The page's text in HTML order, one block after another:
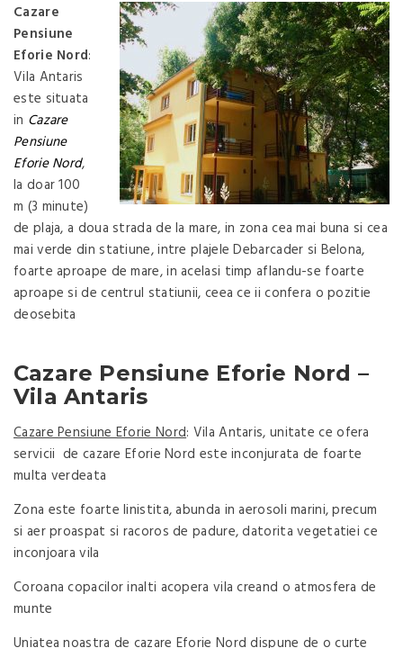
Cazare
Pensiune
Eforie Nord:
Vila Antaris
este situata
in Cazare
Pensiune
Eforie Nord,
la doar 100
m (3 minute)
de plaja, a doua strada de la mare, in zona cea mai buna si cea
mai verde din statiune, intre plajele Debarcader si Belona,
foarte aproape de mare, in acelasi timp aflandu-se foarte
aproape si de centrul statiunii, ceea ce ii confera o pozitie
deosebita
Cazare Pensiune Eforie Nord –
Vila Antaris
Cazare Pensiune Eforie Nord: Vila Antaris, unitate ce ofera
servicii de cazare Eforie Nord este inconjurata de foarte
multa verdeata
Zona este foarte linistita, abunda in aerosoli marini, precum
si aer proaspat si racoros de padure, datorita vegetatiei ce
inconjoara vila
Coroana copacilor inalti acopera vila creand o atmosfera de
munte
Uniatea noastra de cazare Eforie Nord dispune de o curte